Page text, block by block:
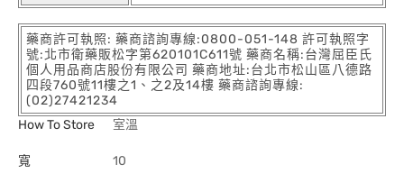
藥商許可執照: 藥商諮詢專線:0800-051-148 許可執照字
號:北市衛藥販松字第620101C611號 藥商名稱:台灣屈臣氏
個人用品商店股份有限公司 藥商地址:台北市松山區八德路
四段760號11樓之1、之2及14樓 藥商諮詢專線:
(02)27421234
How To Store
室溫
寬 10